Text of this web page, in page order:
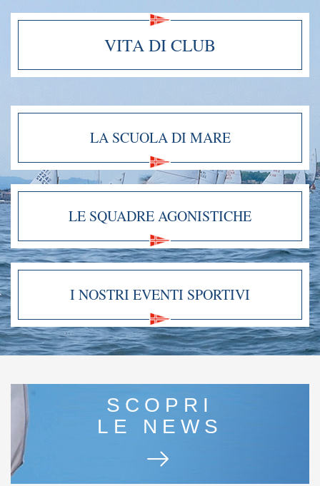
VITA DI CLUB
LA SCUOLA DI MARE
LE SQUADRE AGONISTICHE
I NOSTRI EVENTI SPORTIVI
SCOPRI
LE NEWS